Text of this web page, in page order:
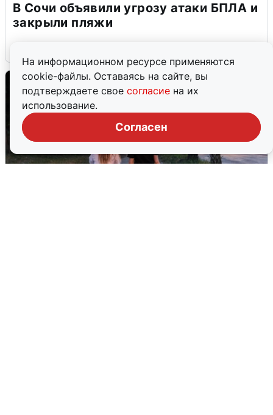
На информационном ресурсе применяются
cookie-файлы. Оставаясь на сайте, вы
подтверждаете свое согласие на их
использование.
Согласен
В Сочи объявили угрозу атаки БПЛА и
закрыли пляжи